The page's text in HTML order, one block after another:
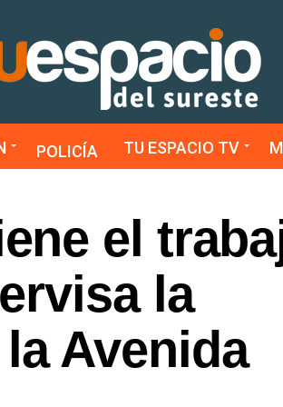
POLICÍA TU ESPACIO TV
el
la
Avenida